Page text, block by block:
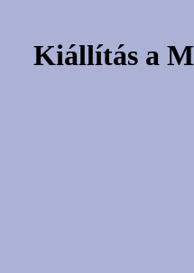
Kiállítás a